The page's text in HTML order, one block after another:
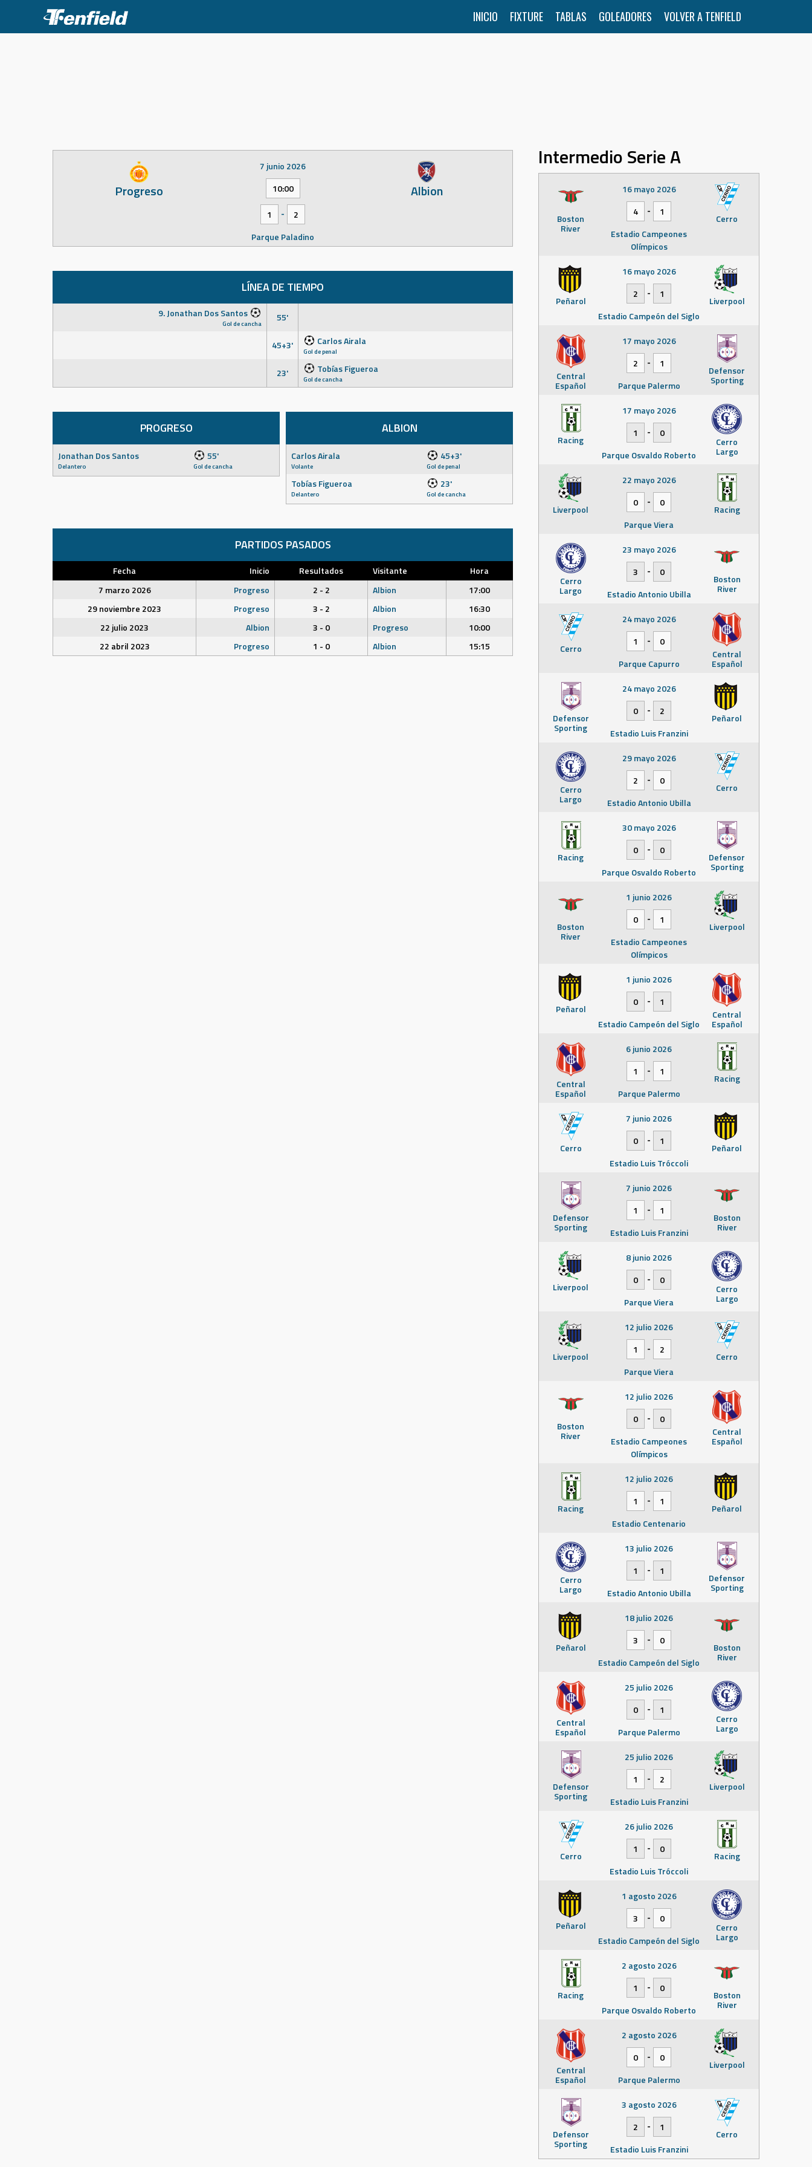
content
INICIO FIXTURE TABLAS GOLEADORES VOLVER A TENFIELD
Progreso Albion
7 junio 2026
10:00
1 -
2
Parque Paladino
LÍNEA DE TIEMPO
9. Jonathan Dos Santos
Gol de cancha 55'
45+3' Carlos Airala
Gol de penal
23' Tobías Figueroa
Gol de cancha
PROGRESO
Jonathan Dos Santos
Delantero
55'
Gol de cancha
ALBION
Carlos Airala
Volante
45+3'
Gol de penal
Tobías Figueroa
Delantero
23'
Gol de cancha
PARTIDOS PASADOS
Fecha Inicio Resultados Visitante
Hora
7 marzo 2026
Progreso 2 - 2 Albion
17:00
29 noviembre 2023
Progreso 3 - 2 Albion
16:30
22 julio 2023
Albion 3 - 0 Progreso
10:00
22 abril 2023
Progreso 1 - 0 Albion 15:15
Intermedio Serie A
Boston
River
Cerro
16 mayo 2026
4
-
1
Estadio Campeones
Olímpicos
Peñarol Liverpool
16 mayo 2026
2
-
1
Estadio Campeón del Siglo
Central
Español
Defensor
Sporting
17 mayo 2026
2
-
1
Parque Palermo
Racing Cerro
Largo
17 mayo 2026
1
-
0
Parque Osvaldo Roberto
Liverpool Racing
22 mayo 2026
0
-
0
Parque Viera
Cerro
Largo
Boston
River
23 mayo 2026
3
-
0
Estadio Antonio Ubilla
Cerro Central
Español
24 mayo 2026
1
-
0
Parque Capurro
Defensor
Sporting
Peñarol
24 mayo 2026
0
-
2
Estadio Luis Franzini
Cerro
Largo
Cerro
29 mayo 2026
2
-
0
Estadio Antonio Ubilla
Racing Defensor
Sporting
30 mayo 2026
0
-
0
Parque Osvaldo Roberto
Boston
River
Liverpool
1 junio 2026
0
-
1
Estadio Campeones
Olímpicos
Peñarol Central
Español
1 junio 2026
0
-
1
Estadio Campeón del Siglo
Central
Español
Racing
6 junio 2026
1
-
1
Parque Palermo
Cerro Peñarol
7 junio 2026
0
-
1
Estadio Luis Tróccoli
Defensor
Sporting
Boston
River
7 junio 2026
1
-
1
Estadio Luis Franzini
Liverpool Cerro
Largo
8 junio 2026
0
-
0
Parque Viera
Liverpool Cerro
12 julio 2026
1
-
2
Parque Viera
Boston
River Central
Español
12 julio 2026
0
-
0
Estadio Campeones
Olímpicos
Racing Peñarol
12 julio 2026
1
-
1
Estadio Centenario
Cerro
Largo
Defensor
Sporting
13 julio 2026
1
-
1
Estadio Antonio Ubilla
Peñarol Boston
River
18 julio 2026
3
-
0
Estadio Campeón del Siglo
Central
Español
Cerro
Largo
25 julio 2026
0
-
1
Parque Palermo
Defensor
Sporting
Liverpool
25 julio 2026
1
-
2
Estadio Luis Franzini
Cerro Racing
26 julio 2026
1
-
0
Estadio Luis Tróccoli
Peñarol Cerro
Largo
1 agosto 2026
3
-
0
Estadio Campeón del Siglo
Racing Boston
River
2 agosto 2026
1
-
0
Parque Osvaldo Roberto
Central
Español
Liverpool
2 agosto 2026
0
-
0
Parque Palermo
Defensor
Sporting
Cerro
3 agosto 2026
2
-
1
Estadio Luis Franzini